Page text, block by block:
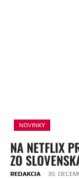
NOVINKY
NA NETFLIX
ZO
REDAKCIA - 30.